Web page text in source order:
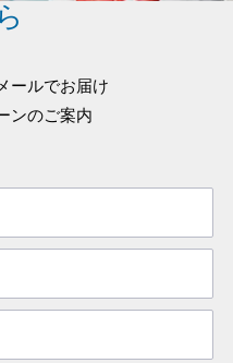
ールでお届け
ンのご案内